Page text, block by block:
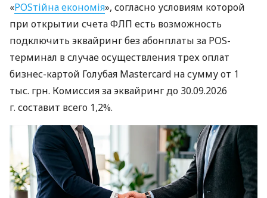
«POSтійна економія», согласно условиям которой
при открытии счета ФЛП есть возможность
подключить эквайринг без абонплаты за POS-
терминал в случае осуществления трех оплат
бизнес-картой Голубая Mastercard на сумму от 1
тыс. грн. Комиссия за эквайринг до 30.09.2026
г. составит всего 1,2%.